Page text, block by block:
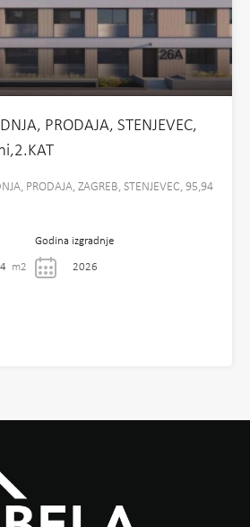
PRODAJA, STENJEVEC,
PRODAJA, ZAGREB, STENJEVEC, 95,94
m2
Godina izgradnje
2026